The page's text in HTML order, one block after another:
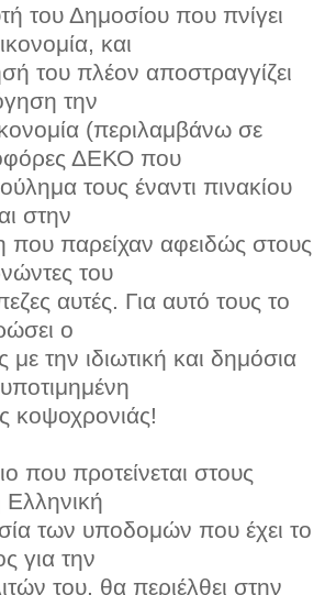
του Δημοσίου που πνίγει
και
του πλέον αποστραγγίζει
την
(περιλαμβάνω σε
ΔΕΚΟ που
τους έναντι πινακίου
στην
που παρείχαν αφειδώς στους
του
αυτές. Για αυτό τους το
ο
την ιδιωτική και δημόσια
κοψοχρονιάς!
που προτείνεται στους
Ελληνική
των υποδομών που έχει το
για την
του, θα περιέλθει στην